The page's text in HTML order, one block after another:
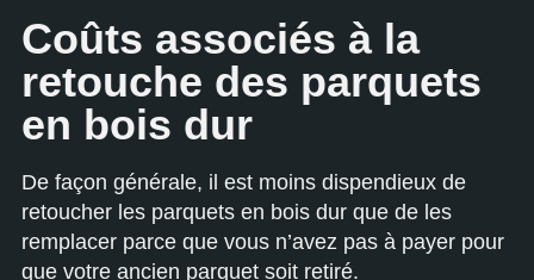
Coûts associés à la
retouche des parquets
en bois dur
De façon générale, il est moins dispendieux de
retoucher les parquets en bois dur que de les
remplacer parce que vous n’avez pas à payer pour
que votre ancien parquet soit retiré.